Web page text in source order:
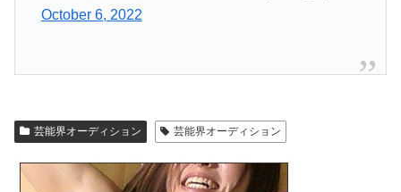
October 6, 2022
芸能界オーディション 芸能界オーディション